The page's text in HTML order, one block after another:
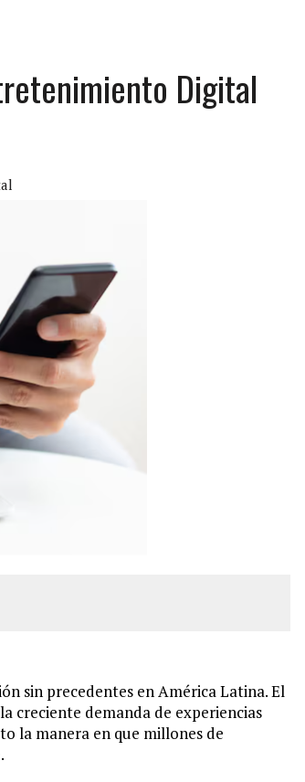
VARIOS DE ELLOS EN MATURÍN
MÁS DE 20 PERSONAS ADENTRO
LA VIDA
DENTRO DE SU CASA
EN REUNIÓN CON AMIGOS
TRAGEDIA FAMILIAR
Digital
sin precedentes en América Latina. El
creciente demanda de experiencias
la manera en que millones de